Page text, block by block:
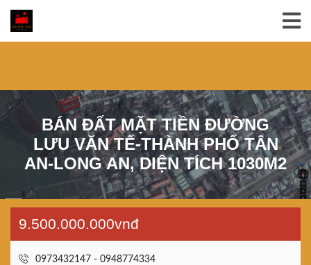
BÁN ĐẤT MẶT TIỀN ĐƯỜNG
LƯU VĂN TẾ-THÀNH PHỐ TÂN
AN-LONG AN, DIỆN TÍCH 1030M2
9.500.000.000vnđ
0973432147 - 0948774334